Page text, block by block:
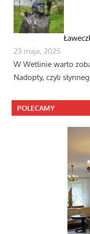
23 maja, 2025
W Wetlinie warto
Nadopty, czyli
POLECAMY